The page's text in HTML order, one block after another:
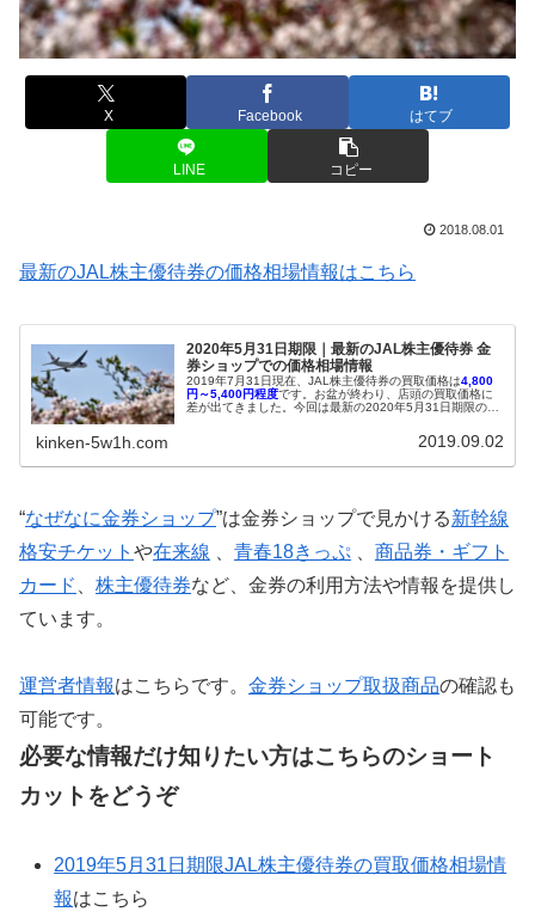
X Facebook はてブ
LINE コピー
2018.08.01
最新のJAL株主優待券の価格相場情報はこちら
2020年5月31日期限｜最新のJAL株主優待券 金
券ショップでの価格相場情報
2019年7月31日現在、JAL株主優待券の買取価格は4,800
円～5,400円程度です。お盆が終わり、店頭の買取価格に
差が出てきました。今回は最新の2020年5月31日期限の
年11月30日期限のJAL株主優待券についても同様に紹介し
ます。配布当初の買取価格は4,500円～5,000円でした。ヤ
kinken-5w1h.com 2019.09.02
“なぜなに金券ショップ”は金券ショップで見かける新幹線
格安チケット や在来線 青春18きっぷ
商品券・ギフト
カード
株主優待券など、金券の利用方法や情報を提供し
ています。
運営者情報はこちらです。 金券ショップ取扱商品の確認も
可能です。
必要な情報だけ知りたい方はこちらのショート
カットをどうぞ
2019年5月31日期限JAL株主優待券の買取価格相場情
報はこちら